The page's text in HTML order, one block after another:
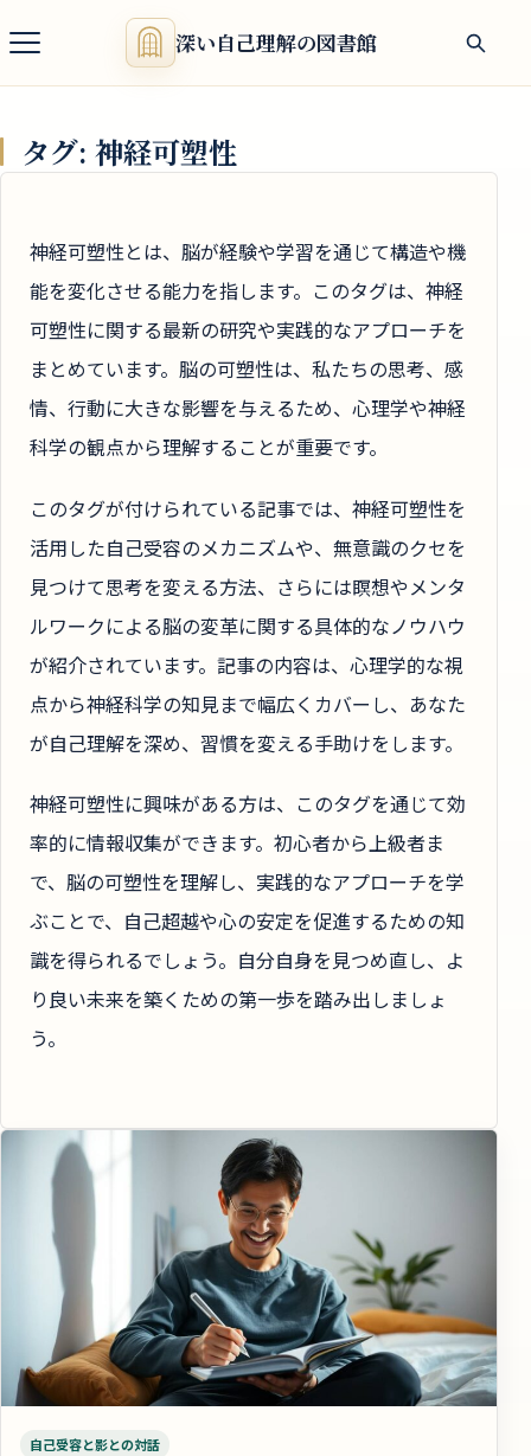
深い自己理解の図書館
タグ: 神経可塑性
神経可塑性とは、脳が経験や学習を通じて構造や機
能を変化させる能力を指します。このタグは、神経
可塑性に関する最新の研究や実践的なアプローチを
まとめています。脳の可塑性は、私たちの思考、感
情、行動に大きな影響を与えるため、心理学や神経
科学の観点から理解することが重要です。
このタグが付けられている記事では、神経可塑性を
活用した自己受容のメカニズムや、無意識のクセを
見つけて思考を変える方法、さらには瞑想やメンタ
ルワークによる脳の変革に関する具体的なノウハウ
が紹介されています。記事の内容は、心理学的な視
点から神経科学の知見まで幅広くカバーし、あなた
が自己理解を深め、習慣を変える手助けをします。
神経可塑性に興味がある方は、このタグを通じて効
率的に情報収集ができます。初心者から上級者ま
で、脳の可塑性を理解し、実践的なアプローチを学
ぶことで、自己超越や心の安定を促進するための知
識を得られるでしょう。自分自身を見つめ直し、よ
り良い未来を築くための第一歩を踏み出しましょ
う。
自己受容と影との対話